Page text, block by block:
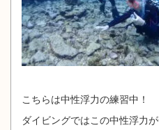
こちらは中性浮力の練習中！
ダイビングではこの中性浮力